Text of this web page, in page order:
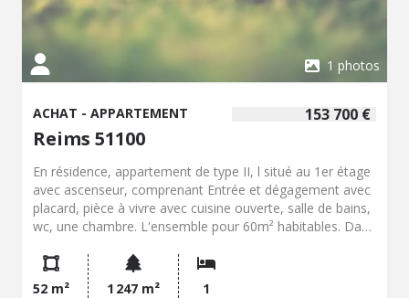
1 photos
153 700 €
ACHAT - APPARTEMENT
Reims 51100
En résidence, appartement de type II, l situé au 1er étage
avec ascenseur, comprenant Entrée et dégagement avec
placard, pièce à vivre avec cuisine ouverte, salle de bains,
wc, une chambre. L'ensemble pour 60m² habitables. Dans
copropriété par trimestre 180 €. Pas de procédure en
cours.
52 m² 1 247 m² 1